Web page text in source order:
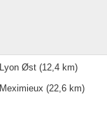
Lyon Øst (12,4 km)
Meximieux (22,6 km)